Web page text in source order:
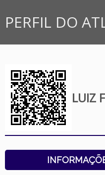
PERFIL DO
LUIZ